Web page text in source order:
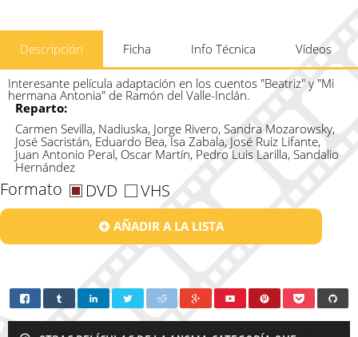
Descripción Ficha Info Técnica Vídeos
Interesante película adaptación en los cuentos "Beatriz" y "Mi
hermana Antonia" de Ramón del Valle-Inclán.
Reparto:
Carmen Sevilla, Nadiuska, Jorge Rivero, Sandra Mozarowsky,
José Sacristán, Eduardo Bea, Isa Zabala, José Ruiz Lifante,
Juan Antonio Peral, Oscar Martín, Pedro Luis Larilla, Sandalio
Hernández
Formato DVD VHS
AÑADIR A LA LISTA